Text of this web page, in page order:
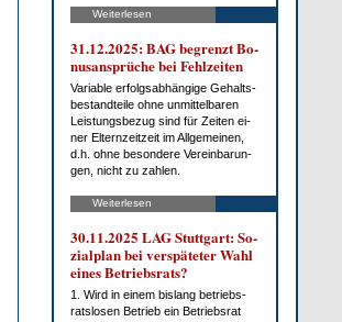
Weiterlesen
31.12.2025: BAG be­grenzt Bo­
nus­an­sprü­che bei Fehl­zei­ten
Va­ria­ble er­folgs­ab­hän­gi­ge Ge­halts­
be­stand­tei­le oh­ne un­mit­tel­ba­ren
Leis­tungs­be­zug sind für Zei­ten ei­
ner El­tern­zeit­zeit im All­ge­mei­nen,
d.h. oh­ne be­son­de­re Ver­ein­ba­run­
gen, nicht zu zah­len.
Weiterlesen
30.11.2025 LAG Stutt­gart: So­
zi­al­plan bei ver­spä­te­ter Wahl
ei­nes Be­triebs­rats?
1. Wird in ei­nem bis­lang be­triebs­
rats­lo­sen Be­trieb ein Be­triebs­rat